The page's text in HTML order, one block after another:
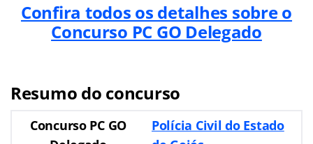
Confira todos os detalhes sobre o
Concurso PC GO Delegado
Resumo do concurso
Concurso PC GO
Polícia Civil do Estado